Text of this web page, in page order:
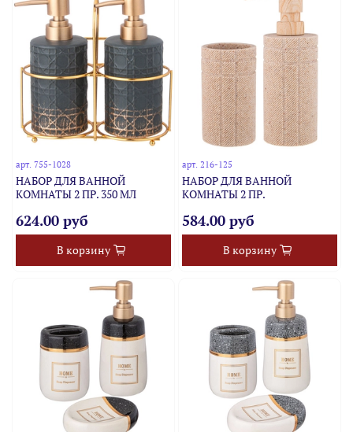
арт.755-1028
НАБОР ДЛЯ ВАННОЙ
КОМНАТЫ 2 ПР. 350 МЛ
624.00 руб
В корзину
арт. 216-125
НАБОР ДЛЯ ВАННОЙ
КОМНАТЫ 2 ПР.
584.00 руб
В корзину